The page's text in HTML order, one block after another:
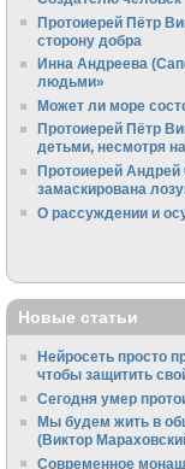
Протоиерей Пётр
сторону добра
Инна Андреева
людьми»
Может ли море
Протоиерей Пётр
детьми, несмотря
Протоиерей Андрей
замаскирована
О рассуждении и
Новые статьи
Нейросеть просто
чтобы защитить
Сегодня умер
Мы будем жить в
(Виктор
Cовременное